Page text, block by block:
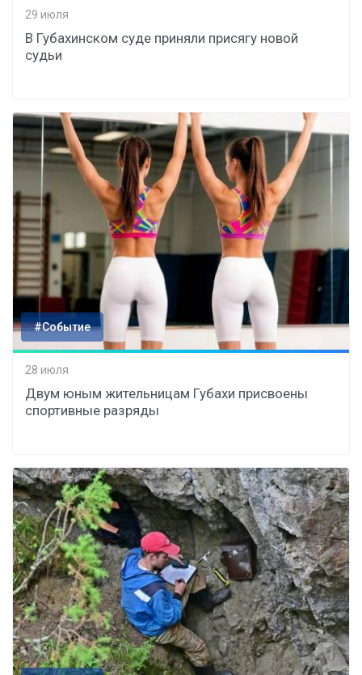
29 июля
В Губахинском суде приняли присягу новой
судьи
#Событие
28 июля
Двум юным жительницам Губахи присвоены
спортивные разряды